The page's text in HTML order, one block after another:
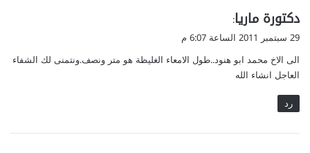
ي
ق
ل
دكتورة ماريا:
29 سبتمبر 2011 الساعة 6:07 م
الى الاخ محمد ابو هنود..طول الامعاء الغليظة هو متر ونصف.ونتمنى لك الشفاء
العاجل انشاء الله
رد